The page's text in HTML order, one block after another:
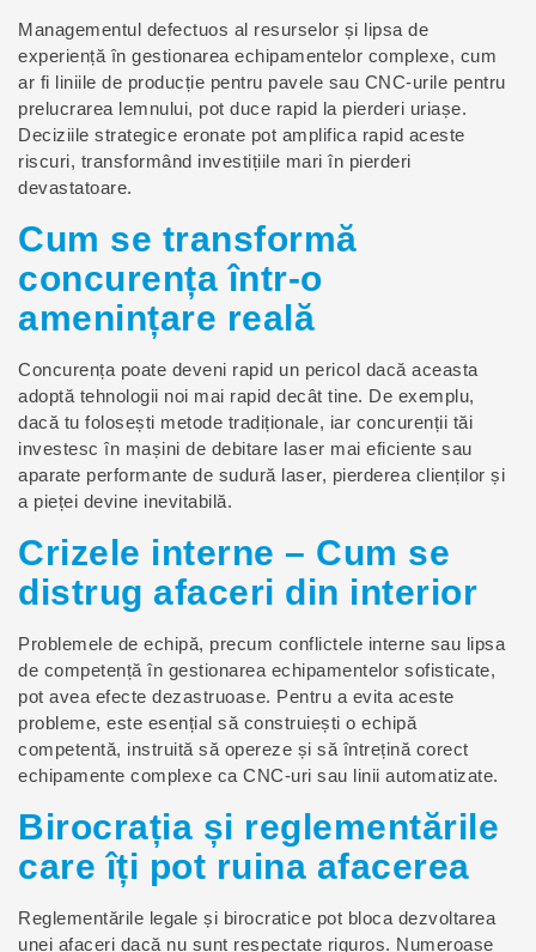
Managementul defectuos al resurselor și lipsa de
experiență în gestionarea echipamentelor complexe, cum
ar fi liniile de producție pentru pavele sau CNC-urile pentru
prelucrarea lemnului, pot duce rapid la pierderi uriașe.
Deciziile strategice eronate pot amplifica rapid aceste
riscuri, transformând investițiile mari în pierderi
devastatoare.
Cum se transformă
concurența într-o
amenințare reală
Concurența poate deveni rapid un pericol dacă aceasta
adoptă tehnologii noi mai rapid decât tine. De exemplu,
dacă tu folosești metode tradiționale, iar concurenții tăi
investesc în mașini de debitare laser mai eficiente sau
aparate performante de sudură laser, pierderea clienților și
a pieței devine inevitabilă.
Crizele interne – Cum se
distrug afaceri din interior
Problemele de echipă, precum conflictele interne sau lipsa
de competență în gestionarea echipamentelor sofisticate,
pot avea efecte dezastruoase. Pentru a evita aceste
probleme, este esențial să construiești o echipă
competentă, instruită să opereze și să întrețină corect
echipamente complexe ca CNC-uri sau linii automatizate.
Birocrația și reglementările
care îți pot ruina afacerea
Reglementările legale și birocratice pot bloca dezvoltarea
unei afaceri dacă nu sunt respectate riguros. Numeroase